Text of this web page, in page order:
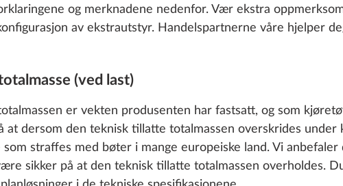
og merknadene nedenfor. Vær ekstra
av ekstrautstyr. Handelspartnerne våre hjelper
(ved last)
er vekten produsenten har fastsatt, og som
at dersom den teknisk tillatte totalmassen overskrides under
som straffes med bøter i mange europeiske land. Vi
sikker på at den teknisk tillatte totalmassen overholdes.